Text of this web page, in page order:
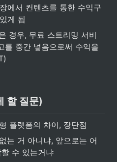
에서 컨텐츠를 통한 수익구
게 됨
경우, 무료 스트리밍 서비
를 중간 넣음으로써 수익을
할 질문)
플랫폼의 차이, 장단점
는 거 아니냐, 앞으로는 어
수 있는거냐